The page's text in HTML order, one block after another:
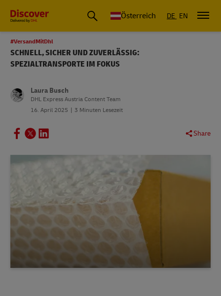
Österreich DE EN
#VersandMitDhl
SCHNELL, SICHER UND ZUVERLÄSSIG:
SPEZIALTRANSPORTE IM FOKUS
Laura Busch
DHL Express Austria Content Team
16. April 2025
3 Minuten Lesezeit
Share